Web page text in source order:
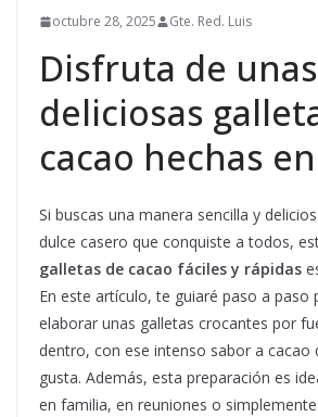
octubre 28, 2025 Gte. Red. Luis
Disfruta de unas
deliciosas
cacao hechas
Si buscas una manera sencilla y
dulce casero que conquiste a todos,
galletas de cacao fáciles y rápidas
En este artículo, te guiaré paso a paso
elaborar unas galletas crocantes por
dentro, con ese intenso sabor a cacao
gusta. Además, esta preparación es
en familia, en reuniones o